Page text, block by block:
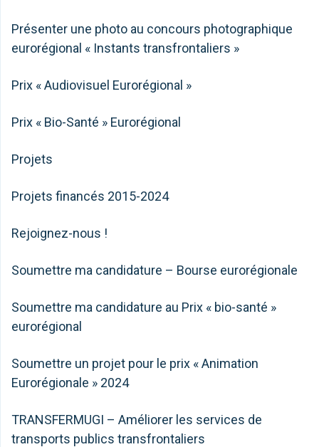
Présenter une photo au concours photographique
eurorégional « Instants transfrontaliers »
Prix « Audiovisuel Eurorégional »
Prix « Bio-Santé » Eurorégional
Projets
Projets financés 2015-2024
Rejoignez-nous !
Soumettre ma candidature – Bourse eurorégionale
Soumettre ma candidature au Prix « bio-santé »
eurorégional
Soumettre un projet pour le prix « Animation
Eurorégionale » 2024
TRANSFERMUGI – Améliorer les services de
transports publics transfrontaliers